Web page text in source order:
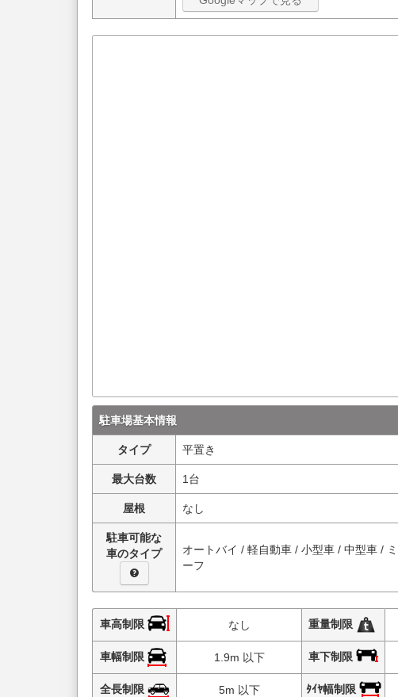
駐車場基本情報
タイプ 平置き
最大台数 1台
屋根 なし
駐車可能な
車のタイプ
オートバイ / 軽自動車 / 小型車 / 中型車 /
ーフ
車高制限 なし 重量制限
車幅制限 1.9m 以下 車下制限
全長制限 5m 以下 ﾀｲﾔ幅制限